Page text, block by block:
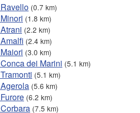
(0.7 km)
(1.8 km)
(2.2 km)
(2.4 km)
(3.0 km)
dei Marini (5.1 km)
(5.1 km)
(5.6 km)
(6.2 km)
(7.5 km)